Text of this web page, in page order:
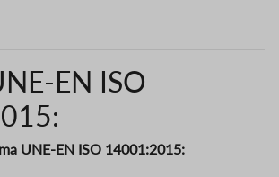
EN ISO
UNE-EN ISO 14001:2015: